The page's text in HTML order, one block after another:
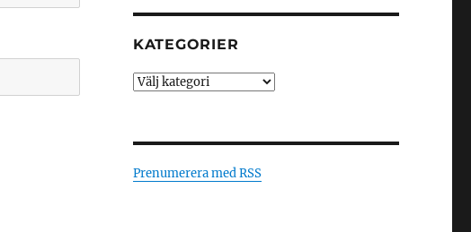
KATEGORIER
Kategorier
Prenumerera med RSS